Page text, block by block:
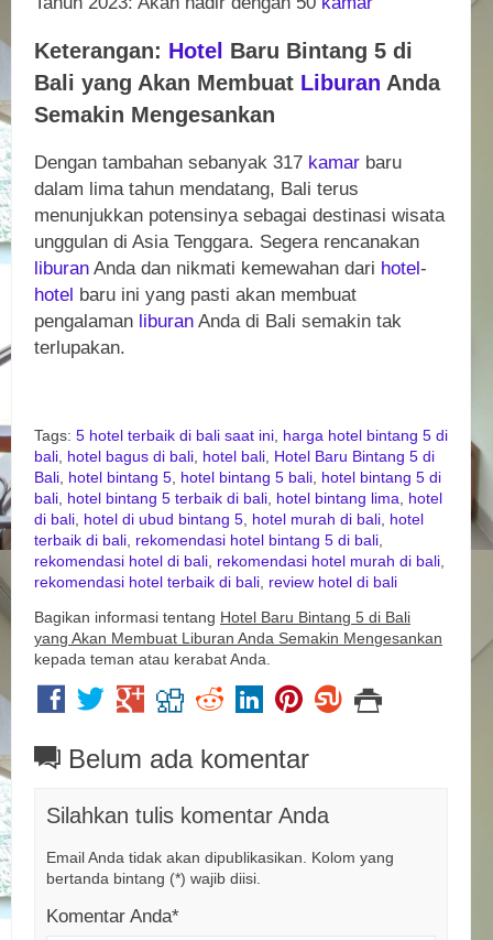
Keterangan: Hotel Baru Bintang 5 di
Bali yang Akan Membuat Liburan Anda
Semakin Mengesankan
Dengan tambahan sebanyak 317 kamar baru
dalam lima tahun mendatang, Bali terus
menunjukkan potensinya sebagai destinasi wisata
unggulan di Asia Tenggara. Segera rencanakan
liburan Anda dan nikmati kemewahan dari hotel-
hotel baru ini yang pasti akan membuat
pengalaman liburan Anda di Bali semakin tak
terlupakan.
Tags: 5 hotel terbaik di bali saat ini
harga hotel bintang 5 di
bali
hotel bagus di bali hotel bali
Hotel Baru Bintang 5 di
Bali
hotel bintang 5 hotel bintang 5 bali
hotel bintang 5 di
bali
hotel bintang 5 terbaik di bali hotel bintang lima
hotel
di bali
hotel di ubud bintang 5 hotel murah di bali
hotel
terbaik di bali rekomendasi hotel bintang 5 di bali
rekomendasi hotel di bali rekomendasi hotel murah di bali
rekomendasi hotel terbaik di bali review hotel di bali
Bagikan informasi tentang Hotel Baru Bintang 5 di Bali
yang Akan Membuat Liburan Anda Semakin Mengesankan
kepada teman atau kerabat Anda.
Belum ada komentar
Silahkan tulis komentar Anda
Email Anda tidak akan dipublikasikan. Kolom yang
bertanda bintang (*) wajib diisi.
Komentar Anda*